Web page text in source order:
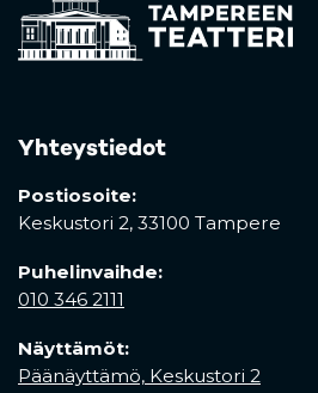
Yhteystiedot
Postiosoite:
Keskustori 2, 33100 Tampere
Puhelinvaihde:
010 346 2111
Näyttämöt:
Päänäyttämö, Keskustori 2